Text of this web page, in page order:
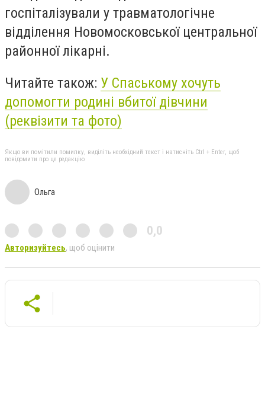
госпіталізували у травматологічне
відділення Новомосковської центральної
районної лікарні.
Читайте також: У Спаському хочуть
допомогти родині вбитої дівчини
(реквізити та фото)
Якщо ви помітили помилку, виділіть необхідний текст і натисніть Ctrl + Enter, щоб
повідомити про це редакцію
Ольга
0,0
Авторизуйтесь, щоб оцінити